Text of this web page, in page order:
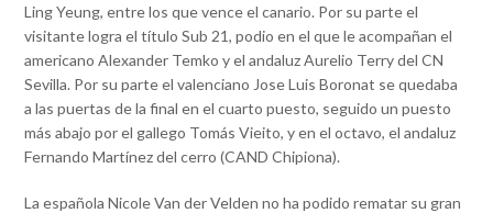
Ling Yeung, entre los que vence el canario. Por su parte el
visitante logra el título Sub 21, podio en el que le acompañan el
americano Alexander Temko y el andaluz Aurelio Terry del CN
Sevilla. Por su parte el valenciano Jose Luis Boronat se quedaba
a las puertas de la final en el cuarto puesto, seguido un puesto
más abajo por el gallego Tomás Vieito, y en el octavo, el andaluz
Fernando Martínez del cerro (CAND Chipiona).
La española Nicole Van der Velden no ha podido rematar su gran